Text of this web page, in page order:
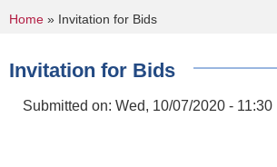
You are here
Home » Invitation for Bids
Invitation for Bids
Submitted on: Wed, 10/07/2020 - 11:30